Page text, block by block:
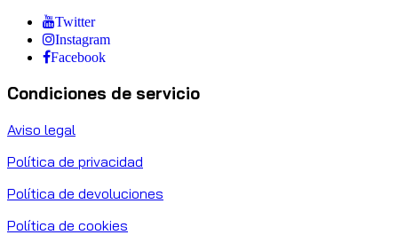
Twitter
Instagram
Facebook
Condiciones de servicio
Aviso legal
Política de privacidad
Política de devoluciones
Política de cookies